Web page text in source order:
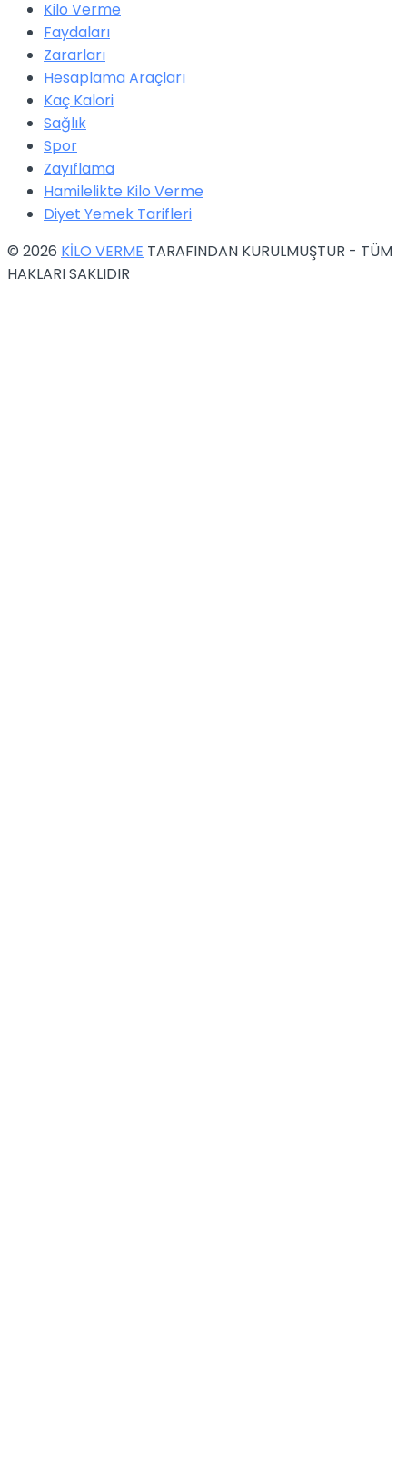
Kilo Verme
Faydaları
Zararları
Hesaplama Araçları
Kaç Kalori
Sağlık
Spor
Zayıflama
Hamilelikte Kilo Verme
Diyet Yemek Tarifleri
© 2026 KİLO VERME TARAFINDAN KURULMUŞTUR - TÜM
HAKLARI SAKLIDIR